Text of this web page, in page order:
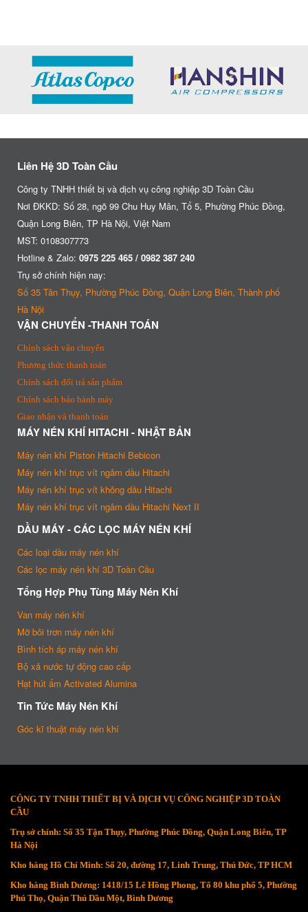
Liên Hệ 3D Toàn Cầu
Công ty TNHH thiết bị và dịch vụ công nghiệp 3D Toàn Cầu
Nơi ĐKKD: Số 28, ngõ 99 Chu Huy Mân, Tổ 5, Phường Phúc Đồng,
Quận Long Biên, TP Hà Nội, Việt Nam
MST: 0108307773
Hotline & Zalo: 0975 225 465 / 0982 387 240
Trụ sở chính hiện nay:
Số 35 Tân Thụy, Phường Phúc Đồng, Quận Long Biên, Thành phố
Hà Nội
VẬN CHUYỂN -THANH TOÁN
Chính sách vận chuyển
Phương thức thanh toán
Chính sách đổi trả sản phẩm
Chính sách bảo hành máy
Giao nhận và thanh toán
MÁY NÉN KHÍ HITACHI - NHẬT BẢN
Máy nén khí Piston Hitachi Bebicon
Máy nén khí trục vít ngâm dầu Hitachi
Máy nén khí trục vít không dầu Hitachi
Máy nén khí trục vít ngâm dầu Hitachi Next II
DẦU MÁY - CÁC LỌC MÁY NÉN KHÍ
Các loại dầu máy nén khí
Các lọc máy nén khí 3D Toàn Cầu
Tổng Hợp Phụ Tùng Máy Nén Khí
Van máy nén khí
Mỡ bôi trơn máy nén khí
Bình tích áp máy nén khí
Bộ xả nước tự động cao cấp
Hạt hút ẩm Activated Alumina
Tin Tức Máy Nén Khí
Góc kĩ thuật máy nén khí
CÔNG TY TNHH THIẾT BỊ VÀ DỊCH VỤ CÔNG NGHIỆP 3D TOÀN
CẦU
Trụ sở chính: Số 35 Tận Thụy, Phường Phúc Đồng, Quận Long Biên, TP
Hà Nội
Kho hàng Hồ Chí Minh: Số 20, đường 17, Linh Trung, Thủ Đức, TP HCM
Kho hàng Bình Dương: 1418/15 Lê Hồng Phong, Tổ 80 khu phố 5, Phường
Phú Thọ, Quận Thủ Dầu Một, Bình Dương